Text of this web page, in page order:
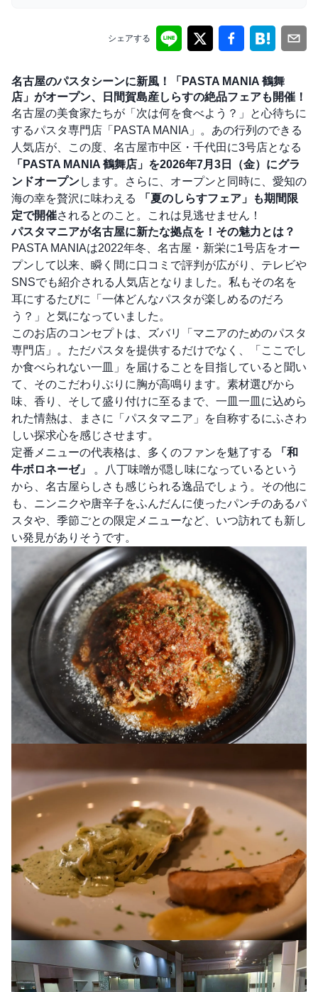
シェアする
名古屋のパスタシーンに新風！「PASTA MANIA 鶴舞
店」がオープン、日間賀島産しらすの絶品フェアも開催！
名古屋の美食家たちが「次は何を食べよう？」と心待ちに
するパスタ専門店「PASTA MANIA」。あの行列のできる
人気店が、この度、名古屋市中区・千代田に3号店となる
「PASTA MANIA 鶴舞店」を2026年7月3日（金）にグラ
ンドオープンします。さらに、オープンと同時に、愛知の
海の幸を贅沢に味わえる
「夏のしらすフェア」も期間限
定で開催されるとのこと。これは見逃せません！
パスタマニアが名古屋に新たな拠点を！その魅力とは？
PASTA MANIAは2022年冬、名古屋・新栄に1号店をオー
プンして以来、瞬く間に口コミで評判が広がり、テレビや
SNSでも紹介される人気店となりました。私もその名を
耳にするたびに「一体どんなパスタが楽しめるのだろ
う？」と気になっていました。
このお店のコンセプトは、ズバリ「マニアのためのパスタ
専門店」。ただパスタを提供するだけでなく、「ここでし
か食べられない一皿」を届けることを目指していると聞い
て、そのこだわりぶりに胸が高鳴ります。素材選びから
味、香り、そして盛り付けに至るまで、一皿一皿に込めら
れた情熱は、まさに「パスタマニア」を自称するにふさわ
しい探求心を感じさせます。
定番メニューの代表格は、多くのファンを魅了する
「和
牛ボロネーゼ」
。八丁味噌が隠し味になっているという
から、名古屋らしさも感じられる逸品でしょう。その他に
も、ニンニクや唐辛子をふんだんに使ったパンチのあるパ
スタや、季節ごとの限定メニューなど、いつ訪れても新し
い発見がありそうです。